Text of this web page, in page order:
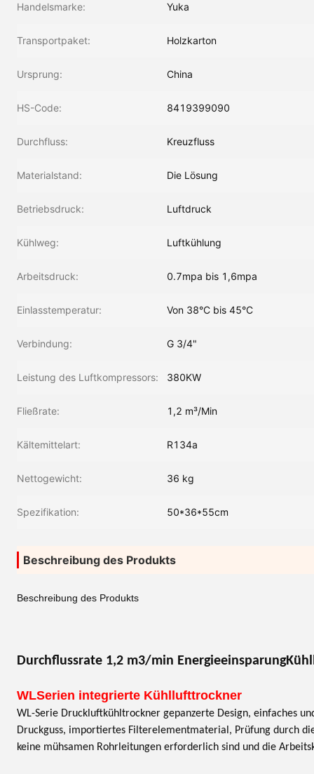
Handelsmarke: Yuka
Transportpaket: Holzkarton
Ursprung: China
HS-Code: 8419399090
Durchfluss: Kreuzfluss
Materialstand: Die Lösung
Betriebsdruck: Luftdruck
Kühlweg: Luftkühlung
Arbeitsdruck: 0.7mpa bis 1,6mpa
Einlasstemperatur: Von 38°C bis 45°C
Verbindung: G 3/4"
Leistung des Luftkompressors: 380KW
Fließrate: 1,2 m³/Min
Kältemittelart: R134a
Nettogewicht: 36 kg
Spezifikation: 50*36*55cm
Beschreibung des Produkts
Beschreibung des Produkts
Durchflussrate 1,2 m3/min Energieeinsparung
WLSerien integrierte Kühllufttrockner
WL-Serie Druckluftkühltrockner gepanzerte Design, einfaches
Druckguss, importiertes Filterelementmaterial, Prüfung durch
keine mühsamen Rohrleitungen erforderlich sind und die